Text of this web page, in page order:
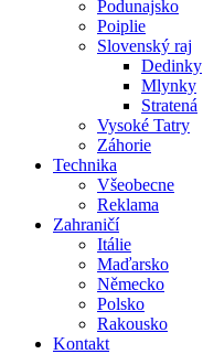
Podunajsko
Poiplie
Slovenský raj
Dedinky
Mlynky
Stratená
Vysoké Tatry
Záhorie
Technika
Všeobecne
Reklama
Zahraničí
Itálie
Maďarsko
Německo
Polsko
Rakousko
Kontakt